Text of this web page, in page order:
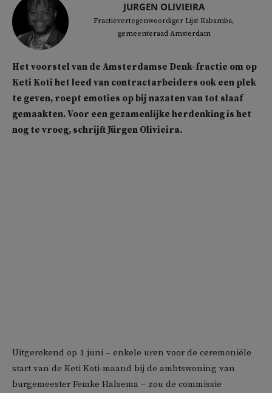
JURGEN OLIVIEIRA
Fractievertegenwoordiger Lijst Kabamba,
gemeenteraad Amsterdam
Het voorstel van de Amsterdamse Denk-fractie om op
Keti Koti het leed van contractarbeiders ook een plek
te geven, roept emoties op bij nazaten van tot slaaf
gemaakten. Voor een gezamenlijke herdenking is het
nog te vroeg, schrijft Jürgen Olivieira.
Uitgerekend op 1 juni – enkele uren voor de ceremoniële
start van de Keti Koti-maand bij de ambtswoning van
burgemeester Femke Halsema – zou de commissie